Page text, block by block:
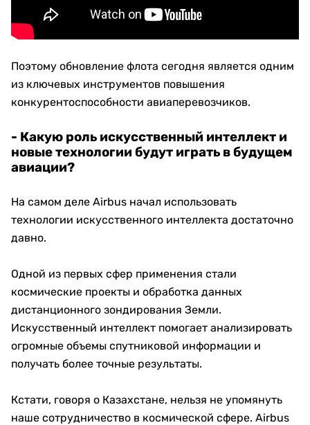
Поэтому обновление флота сегодня является одним
из ключевых инструментов повышения
конкурентоспособности авиаперевозчиков.
- Какую роль искусственный интеллект и
новые технологии будут играть в будущем
авиации?
На самом деле Airbus начал использовать
технологии искусственного интеллекта достаточно
давно.
Одной из первых сфер применения стали
космические проекты и обработка данных
дистанционного зондирования Земли.
Искусственный интеллект помогает анализировать
огромные объемы спутниковой информации и
получать более точные результаты.
Кстати, говоря о Казахстане, нельзя не упомянуть
наше сотрудничество в космической сфере. Airbus